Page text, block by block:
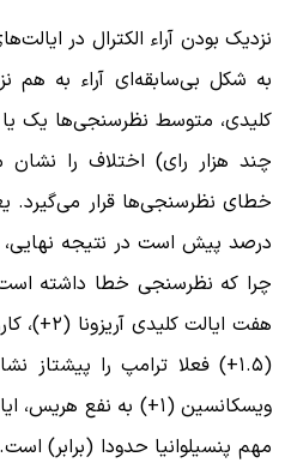
نزدیک بودن آراء الکترال در
به شکل بی‌سابقه‌ای آراء به
کلیدی، متوسط نظرسنجی‌ها یک
چند هزار رای) اختلاف را
خطای نظرسنجی‌ها قرار
درصد پیش است در نتیجه نهایی،
چرا که نظرسنجی خطا داشته
ویسکانسین (۱+) به نفع
مهم پنسیلوانیا حدودا (برابر)